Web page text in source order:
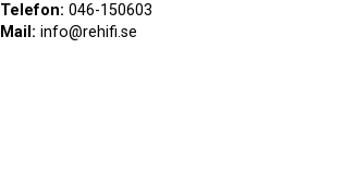
Telefon: 046-150603
Mail: info@rehifi.se